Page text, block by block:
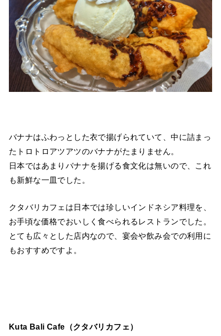
バナナはふわっとした衣で揚げられていて、中に詰まっ
たトロトロアツアツのバナナがたまりません。
日本ではあまりバナナを揚げる食文化は無いので、これ
も新鮮な一皿でした。
クタバリカフェは日本では珍しいインドネシア料理を、
お手頃な価格でおいしく食べられるレストランでした。
とても広々とした店内なので、宴会や飲み会での利用に
もおすすめですよ。
Kuta Bali Cafe（クタバリカフェ）